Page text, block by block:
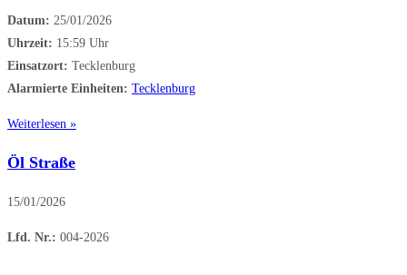
Datum: 25/01/2026
Uhrzeit: 15:59 Uhr
Einsatzort: Tecklenburg
Alarmierte Einheiten: Tecklenburg
Weiterlesen »
Öl Straße
15/01/2026
Lfd. Nr.: 004-2026